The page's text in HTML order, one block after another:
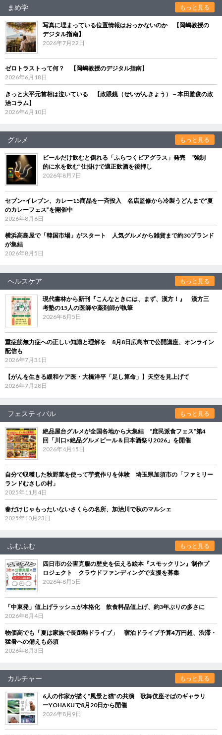
まめ学 もっと見る
写真に埋まっている位置情報はおっかないのか 【岡嶋教授の
デジタル指南】
2026年7月22日
ゼロトラストって何？ 【岡嶋教授のデジタル指南】
2026年6月18日
きっと大平元首相は泣いている 【政眼鏡（せいがんきょう）－本田雅俊の政
治コラム】
2026年6月10日
グルメ もっと見る
ビールだけ飲むと倒れる「ふらつくビアグラス」発売 “強制
的に水を飲む”仕掛けで適正飲酒を後押し
2026年8月7日
セブン‐イレブン、カレー15商品を一斉投入 名店監修から冷製うどんまで“夏
のカレーフェス”を開催中
2026年8月6日
横浜高島屋で「韓国市場」がスタート 人気グルメから雑貨まで約30ブランド
が集結
2026年8月5日
ヘルスケア もっと見る
現代書林から新刊『こんなときには、まず、漢方！』 漢方三
考塾の15人の医師や薬剤師が執筆
2026年8月5日
重症筋無力症への正しい知識と理解を 8月8日広島市で公開講座、オンライン
配信も
2026年7月31日
【がんを生きる緩和ケア医・大橋洋平「足し算命」】天空を見上げて
2026年7月28日
フェスティバル もっと見る
絶品屋台グルメが全国各地から大集結 “庶民派食フェス”第4
回「川口×絶品グルメビール＆日本酒祭り2026」を開催
2026年4月15日
自分で収穫した秋野菜を使って芋煮作りを体験 埼玉県加須市の「ファミリー
ランドむさしの村」
2025年11月4日
春だけじゃもったいないさくらの名所、加治川で秋のマルシェ
2025年10月23日
ふむふむ もっと見る
四日市の公害克服の歴史を伝える絵本『スモックリン』制作プ
ロジェクト クラウドファンディングで支援を募集
2026年8月5日
「中東発」値上げラッシュが本格化 飲食料品値上げ、約3年ぶりの多さに
2026年8月4日
物価高でも「夏は家族で長距離ドライブ」 宿泊ドライブ予算4万円超、渋滞・
猛暑への備えも必須
2026年8月3日
カルチャー もっと見る
6人の作家が描く“風景と猫”の共演 歌舞伎座そばのギャラリ
ーYOHAKUで8月20日から開催
2026年8月9日